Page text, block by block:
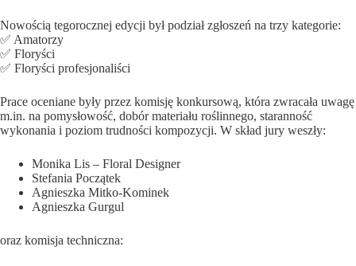
Nowością tegorocznej edycji był podział zgłoszeń na trzy kategorie:
✅ Amatorzy
✅ Floryści
✅ Floryści profesjonaliści
Prace oceniane były przez komisję konkursową, która zwracała uwagę
m.in. na pomysłowość, dobór materiału roślinnego, staranność
wykonania i poziom trudności kompozycji. W skład jury weszły:
Monika Lis – Floral Designer
Stefania Początek
Agnieszka Mitko-Kominek
Agnieszka Gurgul
oraz komisja techniczna: